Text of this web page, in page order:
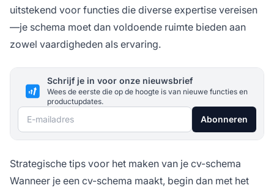
uitstekend voor functies die diverse expertise vereisen
—je schema moet dan voldoende ruimte bieden aan
zowel vaardigheden als ervaring.
Schrijf je in voor onze nieuwsbrief
Wees de eerste die op de hoogte is van nieuwe functies en
productupdates.
E-mailadres Abonneren
Strategische tips voor het maken van je cv-schema
Wanneer je een cv-schema maakt, begin dan met het